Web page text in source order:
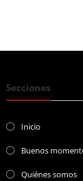
Secciones
Inicio
Buenos
Quiénes somos